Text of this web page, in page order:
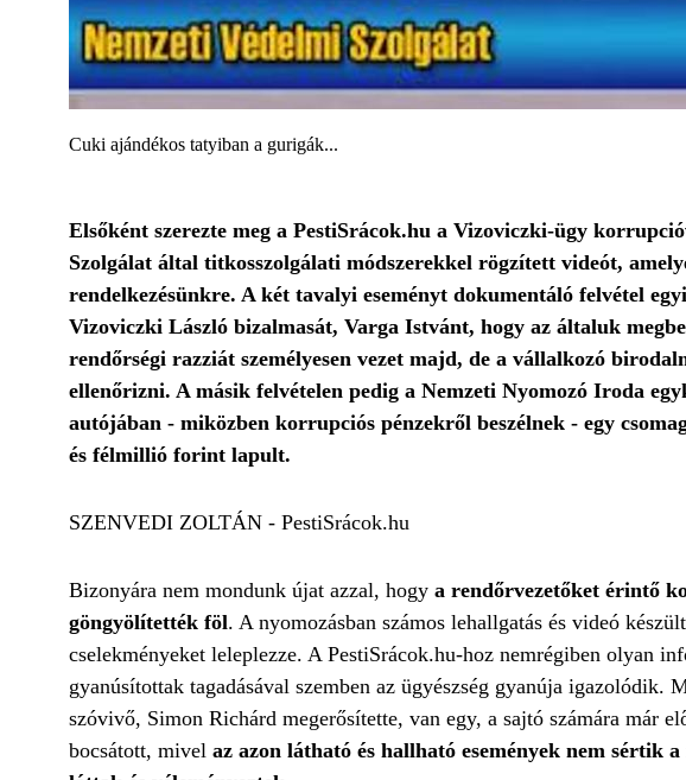
Cuki ajándékos tatyiban a gurigák...
Elsőként szerezte meg a PestiSrácok.hu a Vizoviczki-ügy
Szolgálat által titkosszolgálati módszerekkel rögzített videót,
rendelkezésünkre. A két tavalyi eseményt dokumentáló felvétel
Vizoviczki László bizalmasát, Varga Istvánt, hogy az általuk
rendőrségi razziát személyesen vezet majd, de a vállalkozó
ellenőrizni. A másik felvételen pedig a Nemzeti Nyomozó Iroda
autójában - miközben korrupciós pénzekről beszélnek - egy
és félmillió forint lapult.
SZENVEDI ZOLTÁN - PestiSrácok.hu
Bizonyára nem mondunk újat azzal, hogy a rendőrvezetőket érintő
göngyölítették föl. A nyomozásban számos lehallgatás és videó
cselekményeket leleplezze. A PestiSrácok.hu-hoz nemrégiben olyan
gyanúsítottak tagadásával szemben az ügyészség gyanúja
szóvivő, Simon Richárd megerősítette, van egy, a sajtó számára már
bocsátott, mivel az azon látható és hallható események nem sértik